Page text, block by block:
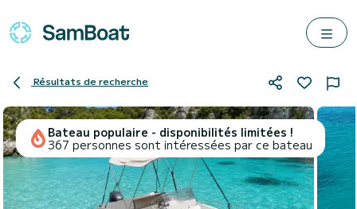
Résultats de recherche
Bateau populaire - disponibilités limitées !
367 personnes sont intéressées par ce bateau